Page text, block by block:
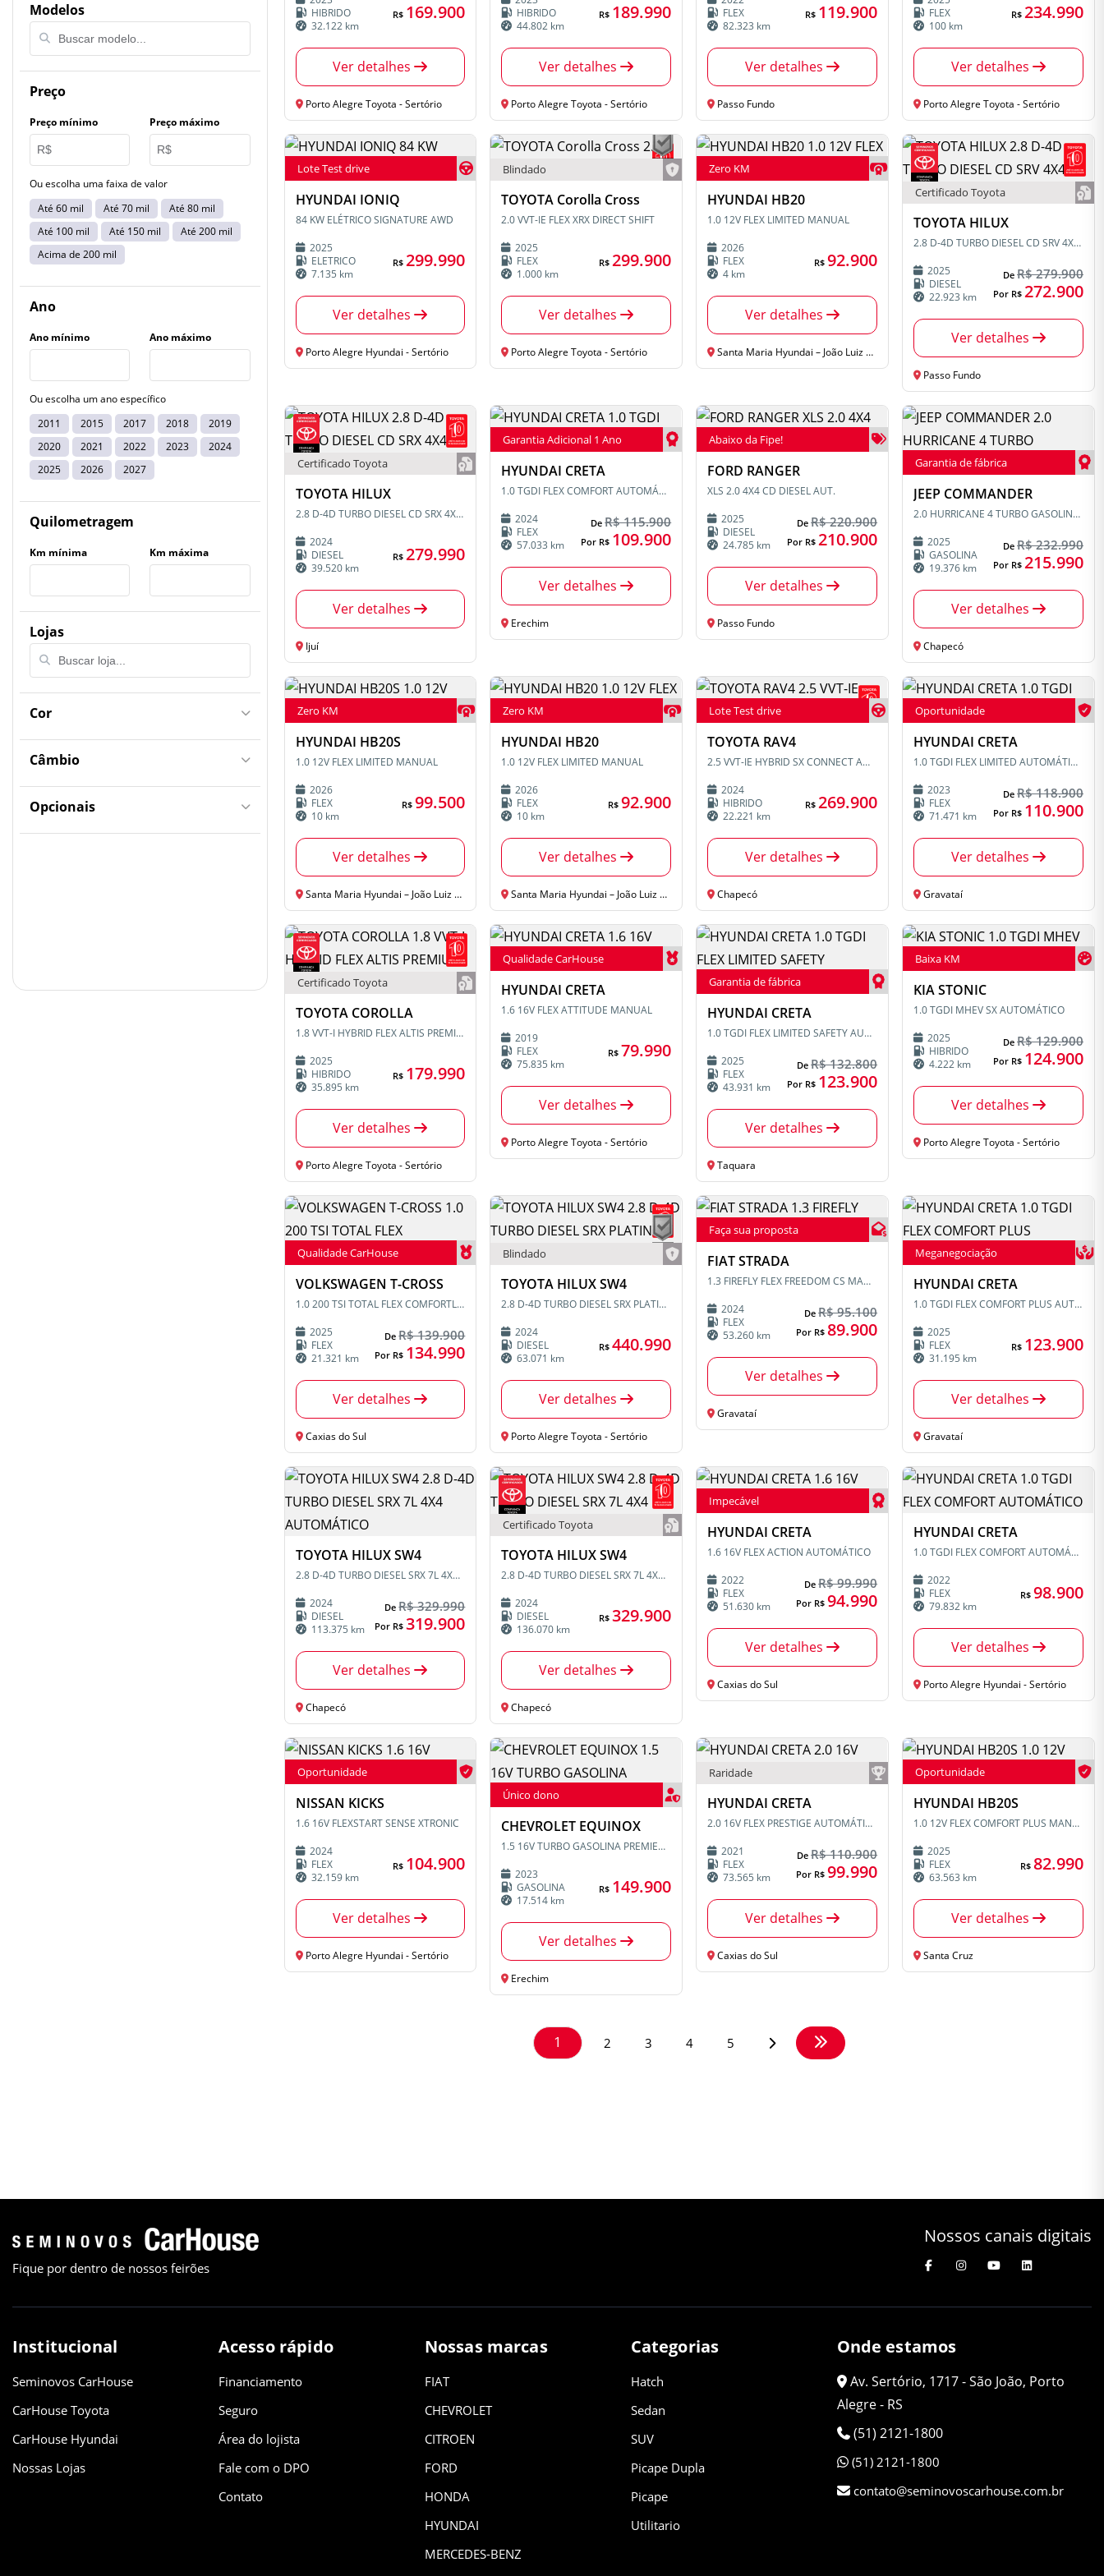
KIA
Modelos
Preço
Preço mínimo Preço máximo
Ou escolha uma faixa de valor
Até 60 mil
Até 70 mil
Até 80 mil
Até 100 mil
Até 150 mil
Até 200 mil
Acima de 200 mil
Ano
Ano mínimo Ano máximo
Ou escolha um ano específico
2011
2015 2017 2018
2019
2020
2021 2022 2023
2024
2025
2026 2027
Quilometragem
Km mínima Km máxima
Lojas
Cor
Câmbio
Opcionais
HIBRIDO
32.122 km
R$ 169.900
Ver detalhes
Porto Alegre Toyota - Sertório
HIBRIDO
44.802 km
R$ 189.990
Ver detalhes
Porto Alegre Toyota - Sertório
FLEX
82.323 km
R$ 119.900
Ver detalhes
Passo Fundo
FLEX
100 km
R$ 234.990
Ver detalhes
Porto Alegre Toyota - Sertório
Lote Test drive
HYUNDAI IONIQ
84 KW ELÉTRICO SIGNATURE AWD
2025
ELETRICO
7.135 km
R$299.990
Ver detalhes
Porto Alegre Hyundai - Sertório
Blindado
TOYOTA Corolla Cross
2.0 VVT-IE FLEX XRX DIRECT SHIFT
2025
FLEX
1.000 km
R$299.900
Ver detalhes
Porto Alegre Toyota - Sertório
Zero KM
HYUNDAI HB20
1.0 12V FLEX LIMITED MANUAL
2026
FLEX
4 km
R$92.900
Ver detalhes
Santa Maria Hyundai – João Luiz Pozzobon
Certificado Toyota
TOYOTA HILUX
2.8 D-4D TURBO DIESEL CD SRV 4X4 AUTOMÁTICO
2025
DIESEL
22.923 km
De R$ 279.900
Por R$ 272.900
Ver detalhes
Passo Fundo
Certificado Toyota
TOYOTA HILUX
2.8 D-4D TURBO DIESEL CD SRX 4X4 AUTOMÁTICO
2024
DIESEL
39.520 km
R$279.990
Ver detalhes
Ijuí
Garantia Adicional 1 Ano
HYUNDAI CRETA
1.0 TGDI FLEX COMFORT AUTOMÁTICO
2024
FLEX
57.033 km
DeR$ 115.900
Por R$ 109.900
Ver detalhes
Erechim
Abaixo da Fipe!
FORD RANGER
XLS 2.0 4X4 CD DIESEL AUT.
2025
DIESEL
24.785 km
DeR$ 220.900
Por R$210.900
Ver detalhes
Passo Fundo
Garantia de fábrica
JEEP COMMANDER
2.0 HURRICANE 4 TURBO GASOLINA BLACKHAWK AT9
2025
GASOLINA
19.376 km
De R$ 232.990
Por R$ 215.990
Ver detalhes
Chapecó
Zero KM
HYUNDAI HB20S
1.0 12V FLEX LIMITED MANUAL
2026
FLEX
10 km
R$99.500
Ver detalhes
Santa Maria Hyundai – João Luiz Pozzobon
Zero KM
HYUNDAI HB20
1.0 12V FLEX LIMITED MANUAL
2026
FLEX
10 km
R$92.900
Ver detalhes
Santa Maria Hyundai – João Luiz Pozzobon
Lote Test drive
TOYOTA RAV4
2.5 VVT-IE HYBRID SX CONNECT AWD CVT
2024
HIBRIDO
22.221 km
R$269.900
Ver detalhes
Chapecó
Oportunidade
HYUNDAI CRETA
1.0 TGDI FLEX LIMITED AUTOMÁTICO
2023
FLEX
71.471 km
De R$ 118.900
Por R$ 110.900
Ver detalhes
Gravataí
Certificado Toyota
TOYOTA COROLLA
1.8 VVT-I HYBRID FLEX ALTIS PREMIUM CVT
2025
HIBRIDO
35.895 km
R$ 179.990
Ver detalhes
Porto Alegre Toyota - Sertório
Qualidade CarHouse
HYUNDAI CRETA
1.6 16V FLEX ATTITUDE MANUAL
2019
FLEX
75.835 km
R$ 79.990
Ver detalhes
Porto Alegre Toyota - Sertório
Garantia de fábrica
HYUNDAI CRETA
1.0 TGDI FLEX LIMITED SAFETY AUTOMÁTICO
2025
FLEX
43.931 km
DeR$ 132.800
Por R$ 123.900
Ver detalhes
Taquara
Baixa KM
KIA STONIC
1.0 TGDI MHEV SX AUTOMÁTICO
2025
HIBRIDO
4.222 km
De R$ 129.900
Por R$ 124.900
Ver detalhes
Porto Alegre Toyota - Sertório
Qualidade CarHouse
VOLKSWAGEN T-CROSS
1.0 200 TSI TOTAL FLEX COMFORTLINE AUTOMÁTICO
2025
FLEX
21.321 km
DeR$ 139.900
Por R$ 134.990
Ver detalhes
Caxias do Sul
Blindado
TOYOTA HILUX SW4
2.8 D-4D TURBO DIESEL SRX PLATINUM 7L 4X4 AUTOMÁTICO
2024
DIESEL
63.071 km
R$440.990
Ver detalhes
Porto Alegre Toyota - Sertório
Faça sua proposta
FIAT STRADA
1.3 FIREFLY FLEX FREEDOM CS MANUAL
2024
FLEX
53.260 km
DeR$ 95.100
Por R$89.900
Ver detalhes
Gravataí
Meganegociação
HYUNDAI CRETA
1.0 TGDI FLEX COMFORT PLUS AUTOMÁTICO
2025
FLEX
31.195 km
R$ 123.900
Ver detalhes
Gravataí
TOYOTA HILUX SW4
2.8 D-4D TURBO DIESEL SRX 7L 4X4 AUTOMÁTICO
2024
DIESEL
113.375 km
DeR$ 329.990
Por R$319.900
Ver detalhes
Chapecó
Certificado Toyota
TOYOTA HILUX SW4
2.8 D-4D TURBO DIESEL SRX 7L 4X4 AUTOMÁTICO
2024
DIESEL
136.070 km
R$329.900
Ver detalhes
Chapecó
Impecável
HYUNDAI CRETA
1.6 16V FLEX ACTION AUTOMÁTICO
2022
FLEX
51.630 km
DeR$ 99.990
Por R$94.990
Ver detalhes
Caxias do Sul
HYUNDAI CRETA
1.0 TGDI FLEX COMFORT AUTOMÁTICO
2022
FLEX
79.832 km
R$ 98.900
Ver detalhes
Porto Alegre Hyundai - Sertório
Oportunidade
NISSAN KICKS
1.6 16V FLEXSTART SENSE XTRONIC
2024
FLEX
32.159 km
R$ 104.900
Ver detalhes
Porto Alegre Hyundai - Sertório
Único dono
CHEVROLET EQUINOX
1.5 16V TURBO GASOLINA PREMIER AWD AUTOMÁTICO
2023
GASOLINA
17.514 km
R$ 149.900
Ver detalhes
Erechim
Raridade
HYUNDAI CRETA
2.0 16V FLEX PRESTIGE AUTOMÁTICO
2021
FLEX
73.565 km
DeR$ 110.900
Por R$99.990
Ver detalhes
Caxias do Sul
Oportunidade
HYUNDAI HB20S
1.0 12V FLEX COMFORT PLUS MANUAL
2025
FLEX
63.563 km
R$ 82.990
Ver detalhes
Santa Cruz
1 2 3 4 5
Fique por dentro de nossos feirões
Nossos canais digitais
Institucional
Seminovos CarHouse
CarHouse Toyota
CarHouse Hyundai
Nossas Lojas
Acesso rápido
Financiamento
Seguro
Área do lojista
Fale com o DPO
Contato
Nossas marcas
FIAT
CHEVROLET
CITROEN
FORD
HONDA
HYUNDAI
MERCEDES-BENZ
Categorias
Hatch
Sedan
SUV
Picape Dupla
Picape
Utilitario
Onde estamos
Av. Sertório, 1717 - São João, Porto
Alegre - RS
(51) 2121-1800
(51) 2121-1800
contato@seminovoscarhouse.com.br